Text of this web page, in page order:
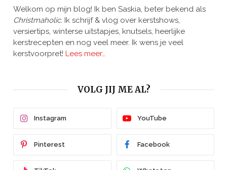
Welkom op mijn blog! Ik ben Saskia, beter bekend als
Christmaholic. Ik schrijf & vlog over kerstshows,
versiertips, winterse uitstapjes, knutsels, heerlijke
kerstrecepten en nog veel meer. Ik wens je veel
kerstvoorpret! Lees meer…
VOLG JIJ ME AL?
Instagram YouTube
Pinterest Facebook